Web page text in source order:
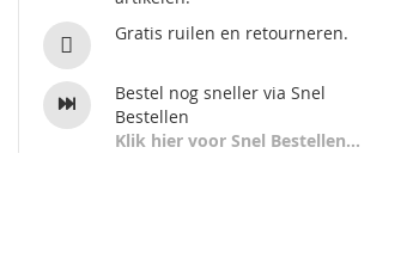
Gratis ruilen en retourneren.
Bestel nog sneller via Snel
Bestellen
Klik hier voor Snel Bestellen...